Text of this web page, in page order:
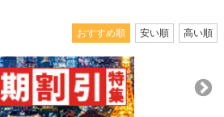
おすすめ順 安い順 高い順